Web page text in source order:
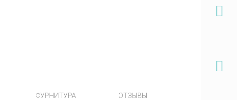
ФУРНИТУРА ОТЗЫВЫ